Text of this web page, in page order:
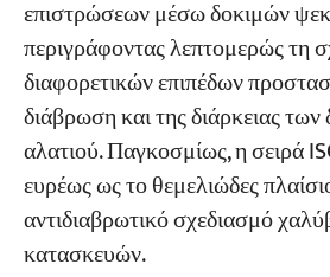
επιστρώσεων μέσω δοκιμών
περιγράφοντας λεπτομερώς τη
διαφορετικών επιπέδων
διάβρωση και της διάρκειας
αλατιού. Παγκοσμίως, η σειρά
ευρέως ως το θεμελιώδες
αντιδιαβρωτικό σχεδιασμό
κατασκευών.